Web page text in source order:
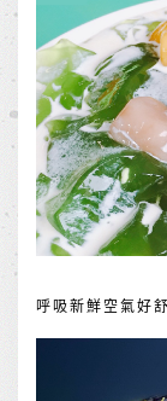
呼吸新鮮空氣好